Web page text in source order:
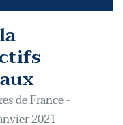
de France -
2021